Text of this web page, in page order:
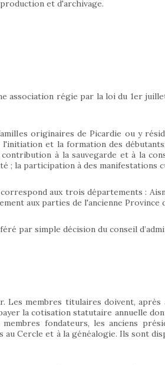
et d'archivage.
régie par la loi du 1er
originaires de Picardie ou y
et la formation des
à la sauvegarde et à la
; la participation à des manifestations
aux trois départements :
aux parties de l'ancienne Province
par simple décision du conseil
membres titulaires doivent,
la cotisation statutaire annuelle
fondateurs, les anciens
Cercle et à la généalogie. Ils sont